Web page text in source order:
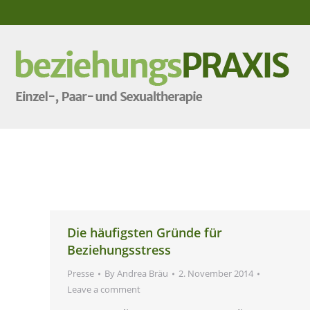
Die häufigsten Gründe für
Beziehungsstress
Presse ByAndrea Bräu
2. November 2014
Leave a comment